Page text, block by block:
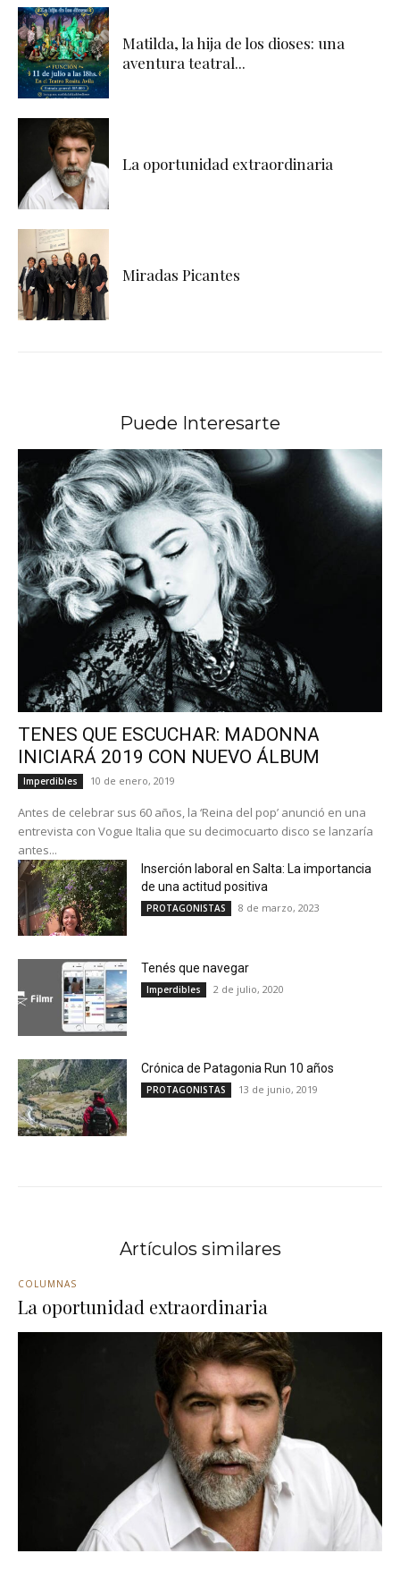
Matilda, la hija de los dioses: una
aventura teatral...
La oportunidad extraordinaria
Miradas Picantes
Puede Interesarte
TENES QUE ESCUCHAR: MADONNA
INICIARÁ 2019 CON NUEVO ÁLBUM
Imperdibles 10 de enero, 2019
Antes de celebrar sus 60 años, la ‘Reina del pop’ anunció en una
entrevista con Vogue Italia que su decimocuarto disco se lanzaría
antes...
Inserción laboral en Salta: La importancia
de una actitud positiva
PROTAGONISTAS 8 de marzo, 2023
Tenés que navegar
Imperdibles 2 de julio, 2020
Crónica de Patagonia Run 10 años
PROTAGONISTAS 13 de junio, 2019
Artículos similares
COLUMNAS
La oportunidad extraordinaria